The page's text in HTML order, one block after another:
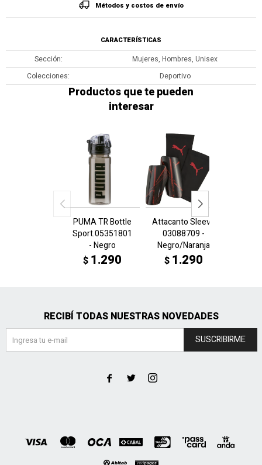
Métodos y costos de envío
CARACTERÍSTICAS
Sección
Mujeres, Hombres, Unisex
Colecciones
Deportivo
Productos que te pueden
interesar
PUMA TR Bottle
Sport.05351801
- Negro
$ 1.290
Attacanto Sleeve
03088709 -
Negro/Naranja
$ 1.290
RECIBÍ TODAS NUESTRAS NOVEDADES
SUSCRIBIRME
  